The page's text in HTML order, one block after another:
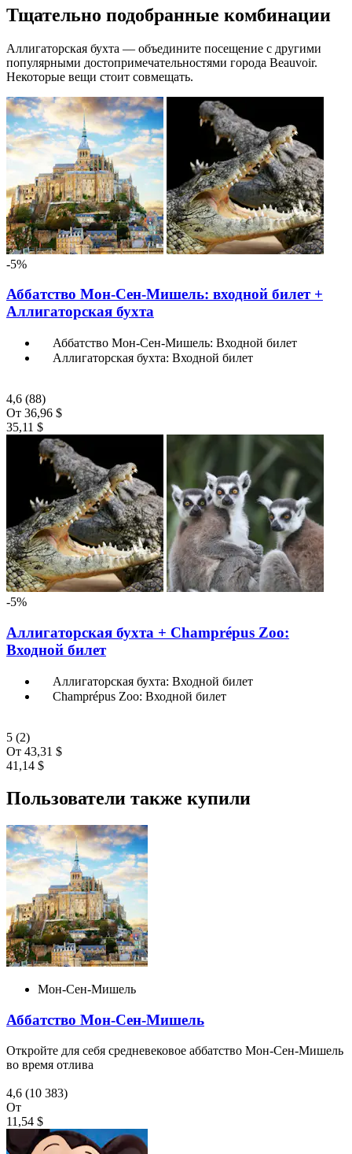
Тщательно подобранные комбинации
Аллигаторская бухта — объедините посещение с другими
популярными достопримечательностями города Beauvoir.
Некоторые вещи стоит совмещать.
-5%
Аббатство Мон-Сен-Мишель: входной билет +
Аллигаторская бухта
Аббатство Мон-Сен-Мишель: Входной билет
Аллигаторская бухта: Входной билет
4,6 (88)
От 36,96 $
35,11 $
-5%
Аллигаторская бухта + Champrépus Zoo:
Входной билет
Аллигаторская бухта: Входной билет
Champrépus Zoo: Входной билет
5 (2)
От 43,31 $
41,14 $
Пользователи также купили
Мон-Сен-Мишель
Аббатство Мон-Сен-Мишель
Откройте для себя средневековое аббатство Мон-Сен-Мишель
во время отлива
4,6 (10 383)
От
11,54 $